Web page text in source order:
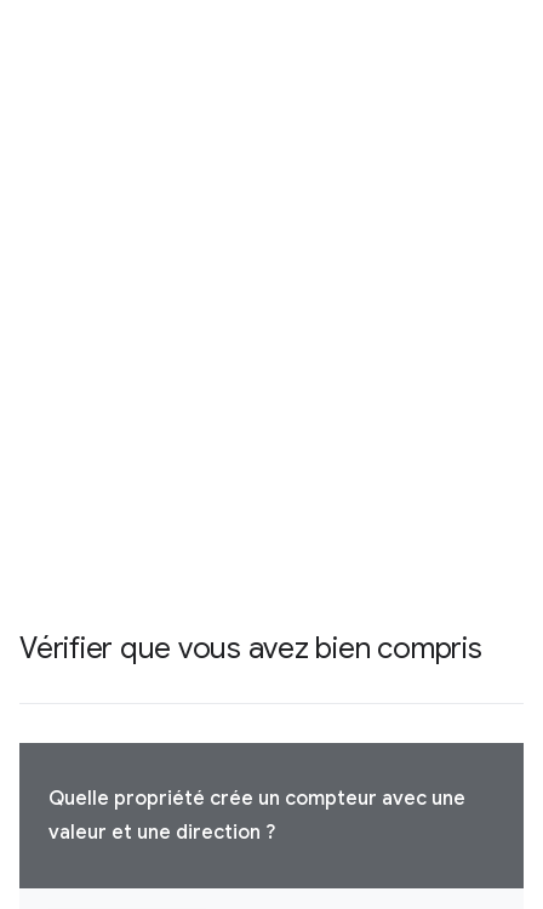
Vérifier que vous avez bien compris
Quelle propriété crée un compteur avec une
valeur et une direction ?